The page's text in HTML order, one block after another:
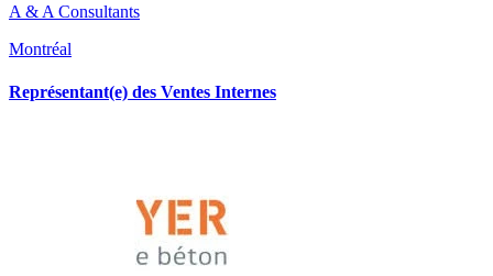
A & A Consultants
Montréal
Représentant(e) des Ventes Internes